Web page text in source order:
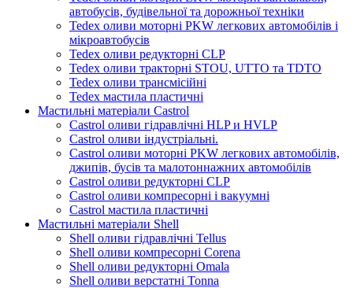
автобусів, будівельної та дорожньої техніки
Tedex оливи моторні PKW легкових автомобілів і
мікроавтобусів
Tedex оливи редукторні CLP
Tedex оливи тракторні STOU, UTTO та TDTO
Tedex оливи трансмісійні
Tedex мастила пластичні
Мастильні матеріали Castrol
Castrol оливи гідравлічні HLP и HVLP
Castrol оливи індустріальні.
Castrol оливи моторні PKW легкових автомобілів,
джипів, бусів та малотоннажних автомобілів
Castrol оливи редукторні CLP
Castrol оливи компресорні і вакуумні
Castrol мастила пластичні
Мастильні матеріали Shell
Shell оливи гідравлічні Tellus
Shell оливи компресорні Corena
Shell оливи редукторні Omala
Shell оливи верстатні Tonna